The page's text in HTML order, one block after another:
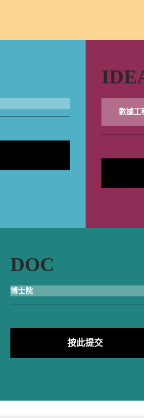
數據工
DOC
博士院
按此提交